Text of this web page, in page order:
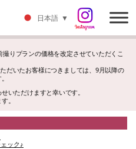
りプランの価格を改定させていただくこ
だいたお客様につきましては、9月以降の
いただけますと幸いです。
。
ック♪
日本語 ▼